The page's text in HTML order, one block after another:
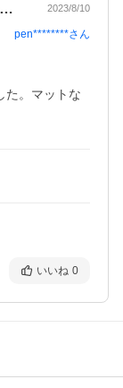
画像通りの綺麗な色でサイズもぴったりで… 2023/8/10
pen********さん
た。マットな
いいね 0